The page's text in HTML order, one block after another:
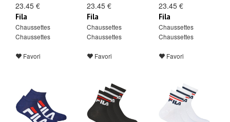
23.45 €
Fila
Chaussettes
Chaussettes
Favori
23.45 €
Fila
Chaussettes
Chaussettes
Favori
23.45 €
Fila
Chaussettes
Chaussettes
Favori